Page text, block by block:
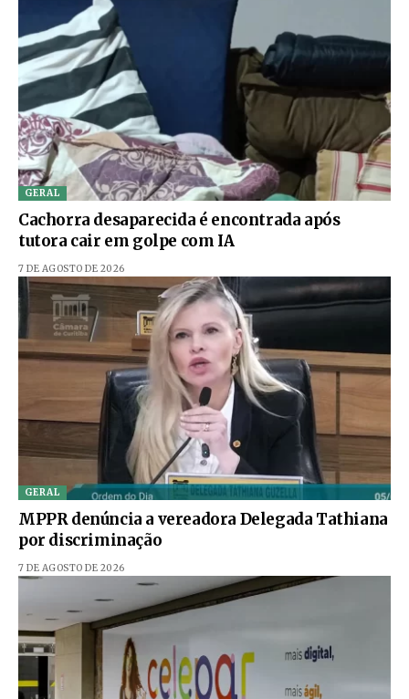
GERAL
Cachorra desaparecida é encontrada após
tutora cair em golpe com IA
7 DE AGOSTO DE 2026
GERAL
MPPR denúncia a vereadora Delegada Tathiana
por discriminação
7 DE AGOSTO DE 2026